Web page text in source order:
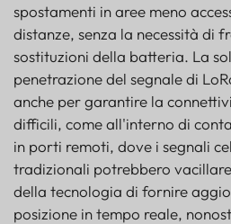
spostamenti in aree meno
distanze, senza la necessità di
sostituzioni della batteria. La
penetrazione del segnale di
anche per garantire la
difficili, come all'interno di
in porti remoti, dove i segnali
tradizionali potrebbero
della tecnologia di fornire
posizione in tempo reale,